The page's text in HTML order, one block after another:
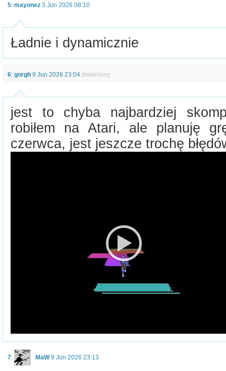
5: mayonez 3 Jun 2026 08:10
Ładnie i dynamicznie
6: gorgh 9 Jun 2026 23:04 zmieniony
jest to chyba najbardziej
robiłem na Atari, ale planuję
czerwca, jest jeszcze trochę
7: MaW 9 Jun 2026 23:13